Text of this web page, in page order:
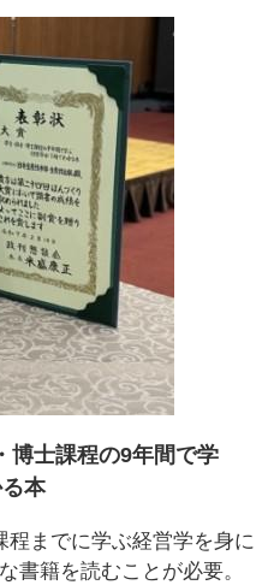
士課程の9年間で学
本
程までに学ぶ経営学を身に
書籍を読むことが必要。